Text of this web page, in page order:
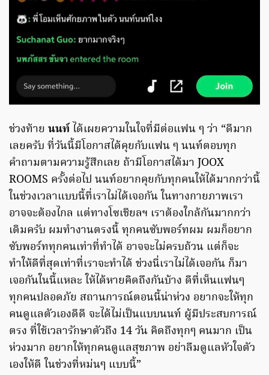
ช่วงท้าย นนท์ ได้เผยความในใจที่มีต่อแฟน ๆ ว่า “ดีมาก
เลยครับ ที่วันนี้มีโอกาสได้คุยกับแฟน ๆ นนท์ตอบทุก
คำถามตามความรู้สึกเลย ถ้ามีโอกาสได้มา JOOX
ROOMS ครั้งต่อไป นนท์อยากคุยกับทุกคนให้ได้มากกว่านี้
ในช่วงเวลาแบบนี้ที่เราไม่ได้เจอกัน ในทางกายภาพเรา
อาจจะต้องไกล แต่ทางโซเชียลฯ เราต้องใกล้กันมากกว่า
เดิมครับ ผมทำงานตรงนี้ ทุกคนซับพอร์ทผม ผมก็อยาก
ซับพอร์ททุกคนเท่าที่ทำได้ อาจจะไม่ครบถ้วน แต่ก็จะ
ทำให้ดีที่สุดเท่าที่เราจะทำได้ ช่วงนี่เราไม่ได้เจอกัน ก็มา
เจอกันในนี้แหละ ให้ได้หายคิดถึงกันบ้าง ดีที่เห็นแฟนๆ
ทุกคนปลอดภัย สถานการณ์ตอนนี้น่าห่วง อยากจะให้ทุก
คนดูแลตัวเองดีดี จะได้ไม่เป็นแบบนนท์ ผู้มีประสบการณ์
ตรง ที่ใช้เวลารักษาตัวถึง 14 วัน คิดถึงทุกๆ คนมาก เป็น
ห่วงมาก อยากให้ทุกคนดูแลสุขภาพ อย่าลืมดูแลหัวใจตัว
เองให้ดี ในช่วงที่หม่นๆ แบบนี้”